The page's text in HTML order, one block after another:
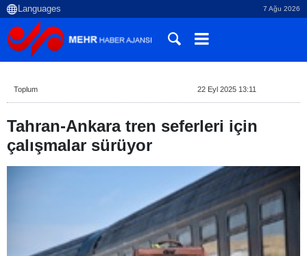
7 Ağu 2026
Toplum 22 Eyl 2025 13:11
Tahran-Ankara tren seferleri için
çalışmalar sürüyor